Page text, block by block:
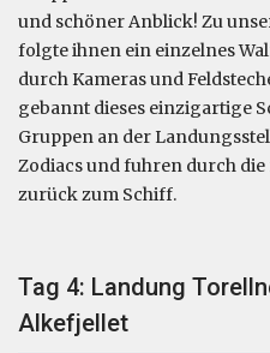
und schöner Anblick! Zu
folgte ihnen ein einzelnes
durch Kameras und
gebannt dieses einzigartige
Gruppen an der
Zodiacs und fuhren durch
zurück zum Schiff.
Tag 4: Landung
Alkefjellet